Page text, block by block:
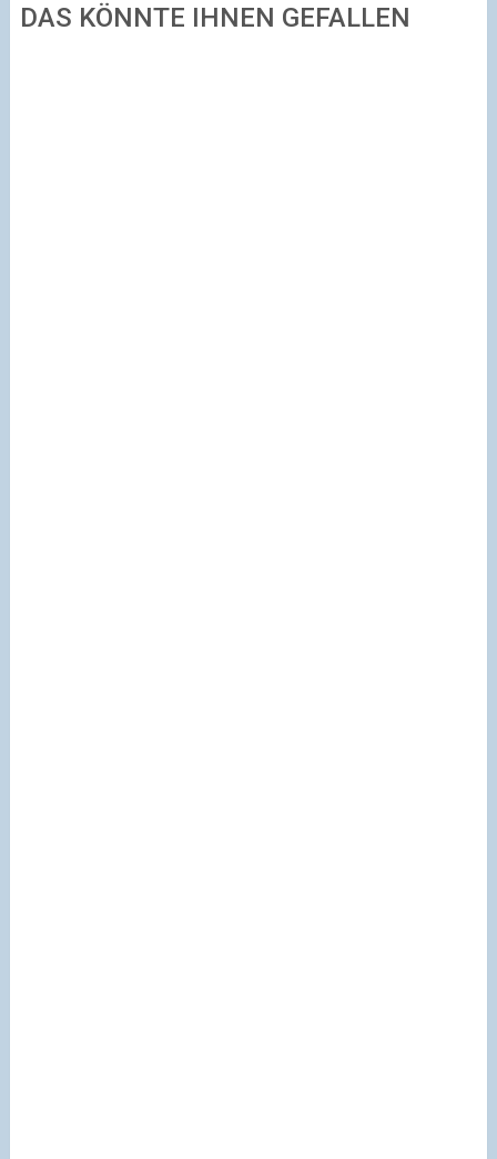
DAS KÖNNTE IHNEN GEFALLEN